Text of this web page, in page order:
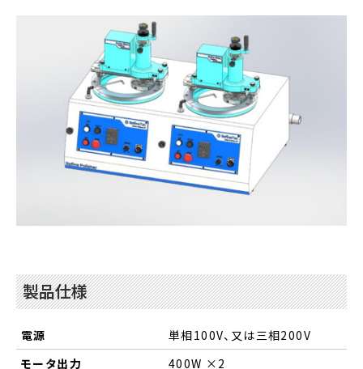
製品仕様
電源
単相100V、又は三相200V
モータ出力
400W ×2